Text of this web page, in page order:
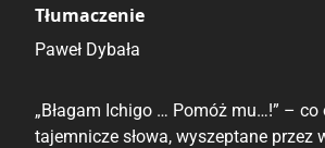
Tłumaczenie
Paweł Dybała
„Błagam Ichigo … Pomóż mu…!” – co
tajemnicze słowa, wyszeptane przez